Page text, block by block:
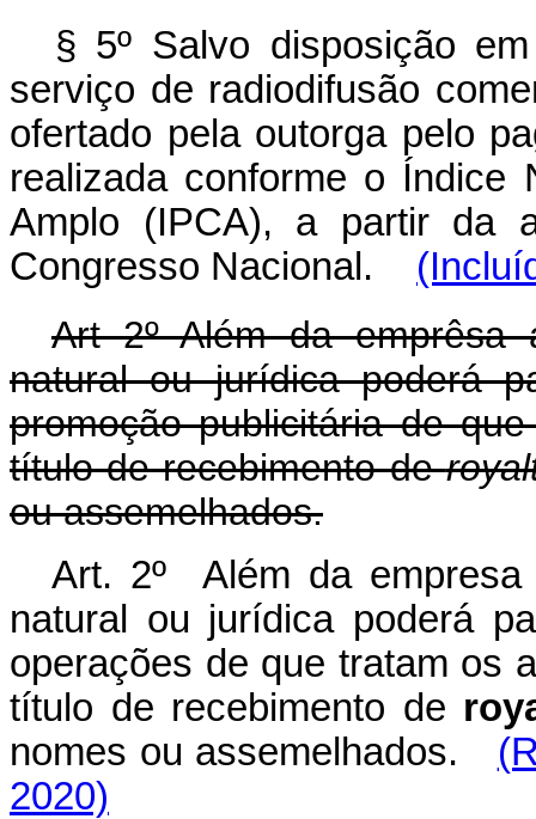
§ 5º Salvo disposição
serviço de radiodifusão
ofertado pela outorga pelo
realizada conforme o Índice
Amplo (IPCA), a partir da
Congresso Nacional.
Art 2º Além da emprêsa
natural ou jurídica poderá
promoção publicitária de
título de recebimento de
ou assemelhados.
Art. 2º Além da empresa
natural ou jurídica poderá
operações de que tratam os
título de recebimento de
nomes ou assemelhados.
2020)